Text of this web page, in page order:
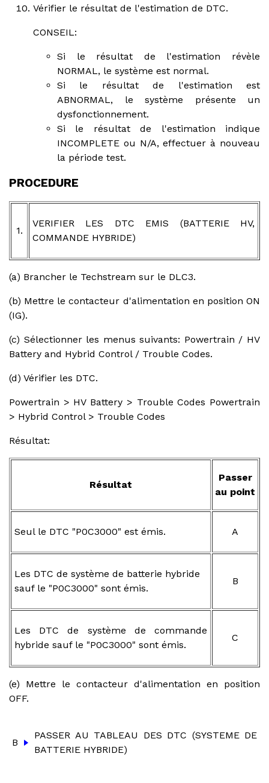
Vérifier le résultat de l'estimation de DTC.
CONSEIL:
Si le résultat de l'estimation révèle
NORMAL, le système est normal.
Si le résultat de l'estimation est
ABNORMAL, le système présente un
dysfonctionnement.
Si le résultat de l'estimation indique
INCOMPLETE ou N/A, effectuer à nouveau
la période test.
PROCEDURE
1.
VERIFIER LES DTC EMIS (BATTERIE HV,
COMMANDE HYBRIDE)
(a) Brancher le Techstream sur le DLC3.
(b) Mettre le contacteur d'alimentation en position ON
(IG).
(c) Sélectionner les menus suivants: Powertrain / HV
Battery and Hybrid Control / Trouble Codes.
(d) Vérifier les DTC.
Powertrain > HV Battery > Trouble Codes Powertrain
> Hybrid Control > Trouble Codes
Résultat:
Résultat
Passer
au point
Seul le DTC "P0C3000" est émis. A
Les DTC de système de batterie hybride
sauf le "P0C3000" sont émis.
B
Les DTC de système de commande
hybride sauf le "P0C3000" sont émis.
C
(e) Mettre le contacteur d'alimentation en position
OFF.
B
PASSER AU TABLEAU DES DTC (SYSTEME DE
BATTERIE HYBRIDE)